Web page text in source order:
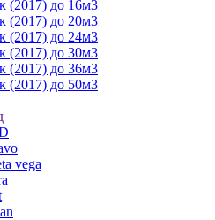
(2017) до 16м3
(2017) до 20м3
(2017) до 24м3
(2017) до 30м3
(2017) до 36м3
(2017) до 50м3
vega